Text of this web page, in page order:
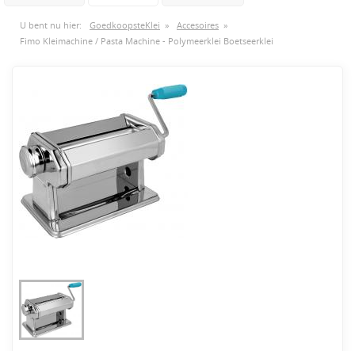
U bent nu hier: GoedkoopsteKlei » Accesoires »
Fimo Kleimachine / Pasta Machine - Polymeerklei Boetseerklei